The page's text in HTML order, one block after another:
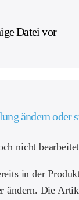
Datei vor
ändern oder
nicht
in der
ändern. Die